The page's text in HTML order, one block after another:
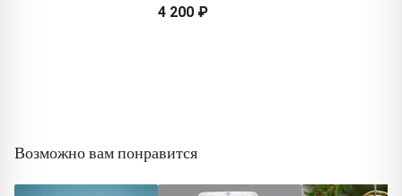
4 200 ₽
Возможно вам понравится